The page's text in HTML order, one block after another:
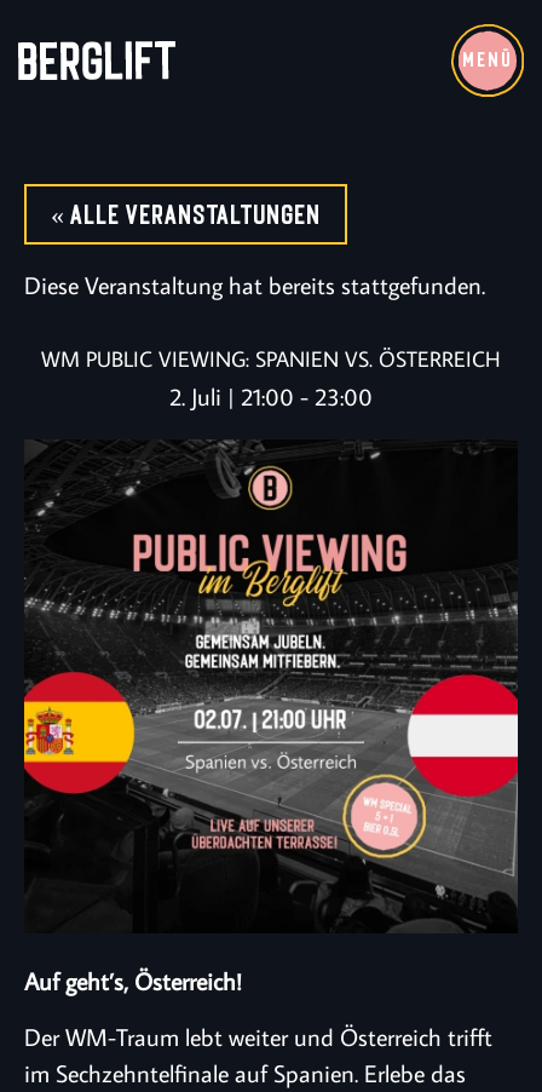
MENÜ
« Alle Veranstaltungen
Diese Veranstaltung hat bereits stattgefunden.
WM PUBLIC VIEWING: SPANIEN VS. ÖSTERREICH
2. Juli | 21:00 - 23:00
Auf geht’s, Österreich!
Der WM-Traum lebt weiter und Österreich trifft
im Sechzehntelfinale auf Spanien. Erlebe das